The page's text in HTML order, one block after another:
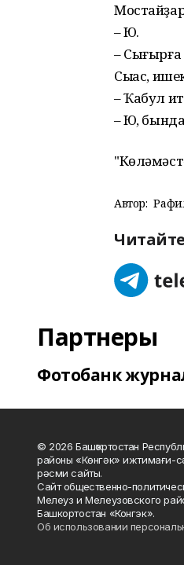
– Юҡ.
–
Сыҡҡас,
– Ҡабул
– Юҡ,
Автор:
Партнеры
Фотобанк
© 2026 Башҡортостан
районы «Көнгәк» ижтимағи-
рәсми сайты.
Сайт общественно-
Мелеуз и Мелеузовского
Башкортостан «Конгэк».
Об использовании